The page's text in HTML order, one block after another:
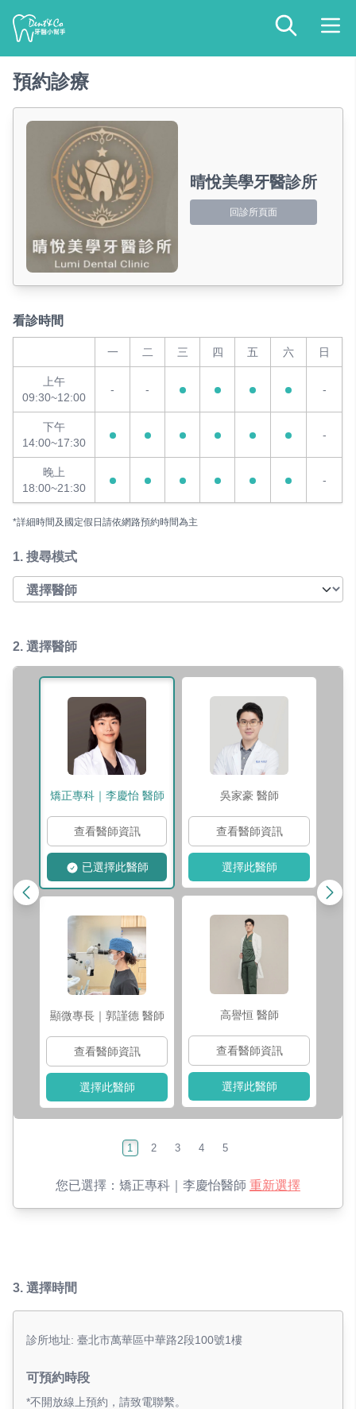
預約診療
晴悅美學牙醫診所
回診所頁面
看診時間
一 二 三 四 五 六 日
上午
09:30~12:00
- - -
下午
14:00~17:30
-
晚上
18:00~21:30
-
*詳細時間及國定假日請依網路預約時間為主
1. 搜尋模式
2. 選擇醫師
矯正專科｜李慶怡 醫師
查看醫師資訊
已選擇此醫師
顯微專長｜郭謹德 醫師
查看醫師資訊
選擇此醫師
吳家豪 醫師
查看醫師資訊
選擇此醫師
高譽恒 醫師
查看醫師資訊
選擇此醫師
1 2 3 4 5
您已選擇： 矯正專科｜李慶怡醫師 重新選擇
3. 選擇時間
診所地址: 臺北市萬華區中華路2段100號1樓
可預約時段
*不開放線上預約，請致電聯繫。